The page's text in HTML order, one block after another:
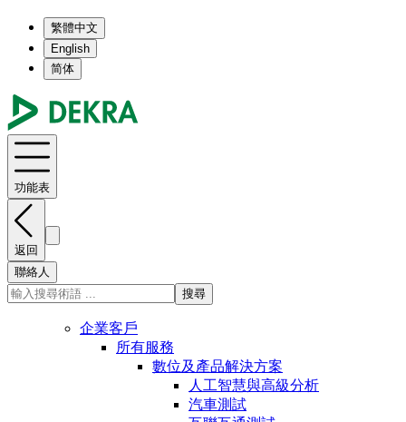
繁體中文
English
简体
功能表
返回
聯絡人
搜尋
企業客戶
所有服務
數位及產品解決方案
人工智慧與高級分析
汽車測試